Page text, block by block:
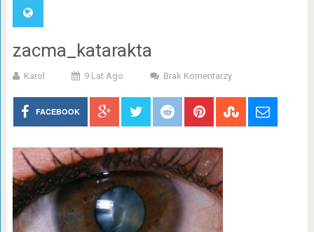
zacma_katarakta
Karol 9 Lat Ago Brak Komentarzy
FACEBOOK